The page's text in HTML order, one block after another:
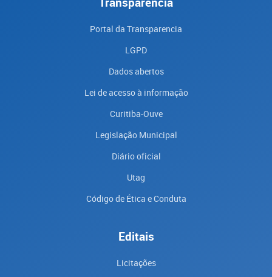
Portal da Transparencia
LGPD
Dados abertos
Lei de acesso à informação
Curitiba-Ouve
Legislação Municipal
Diário oficial
Utag
Código de Ética e Conduta
Editais
Licitações